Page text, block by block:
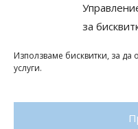
за
Използваме бисквитки, за
услуги.
Плочки за кухня
Подови лентова сифони
Подови плочки